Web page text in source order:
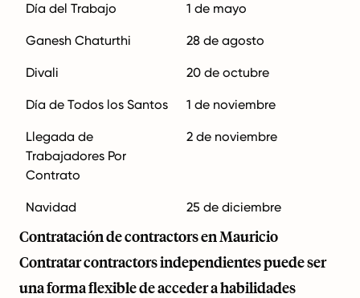
Día del Trabajo 1 de mayo
Ganesh Chaturthi 28 de agosto
Divali 20 de octubre
Día de Todos los Santos 1 de noviembre
Llegada de
Trabajadores Por
Contrato
2 de noviembre
Navidad 25 de diciembre
Contratación de contractors en Mauricio
Contratar contractors independientes puede ser
una forma flexible de acceder a habilidades